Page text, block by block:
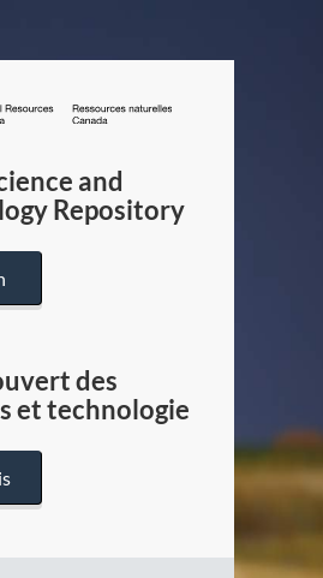
/
Canada
and
Repository
des
et technologie